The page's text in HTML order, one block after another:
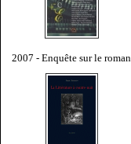
2007 - Enquête sur le roman